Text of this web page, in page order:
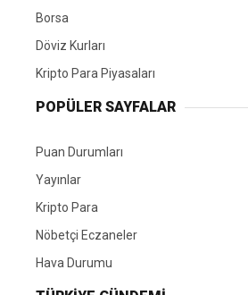
Borsa
Döviz Kurları
Kripto Para Piyasaları
POPÜLER SAYFALAR
Puan Durumları
Yayınlar
Kripto Para
Nöbetçi Eczaneler
Hava Durumu